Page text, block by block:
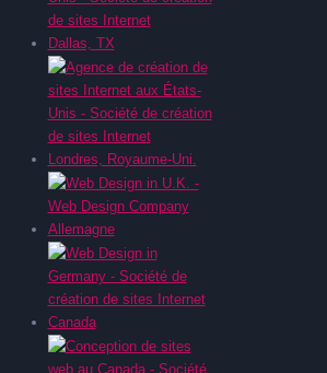
Dallas, TX
Londres, Royaume-Uni.
Allemagne
Canada